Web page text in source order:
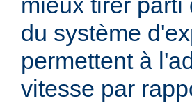
du système
permettent à
vitesse par